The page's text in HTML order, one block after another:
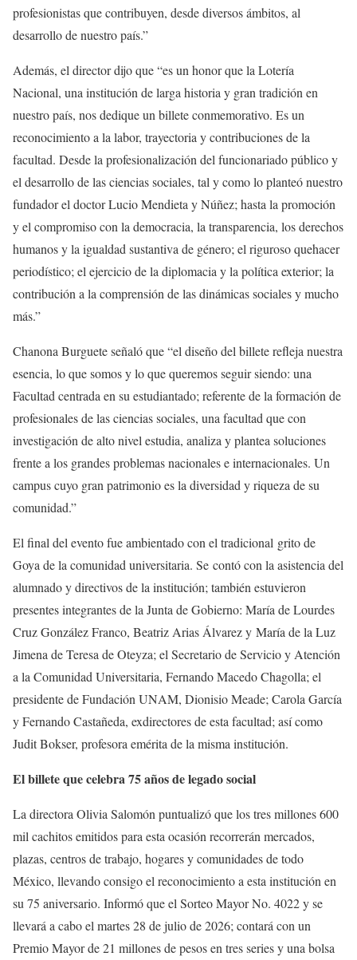
profesionistas que contribuyen, desde diversos ámbitos, al
desarrollo de nuestro país.”
Además, el director dijo que “es un honor que la Lotería
Nacional, una institución de larga historia y gran tradición en
nuestro país, nos dedique un billete conmemorativo. Es un
reconocimiento a la labor, trayectoria y contribuciones de la
facultad. Desde la profesionalización del funcionariado público y
el desarrollo de las ciencias sociales, tal y como lo planteó nuestro
fundador el doctor Lucio Mendieta y Núñez; hasta la promoción
y el compromiso con la democracia, la transparencia, los derechos
humanos y la igualdad sustantiva de género; el riguroso quehacer
periodístico; el ejercicio de la diplomacia y la política exterior; la
contribución a la comprensión de las dinámicas sociales y mucho
más.”
Chanona Burguete señaló que “el diseño del billete refleja nuestra
esencia, lo que somos y lo que queremos seguir siendo: una
Facultad centrada en su estudiantado; referente de la formación de
profesionales de las ciencias sociales, una facultad que con
investigación de alto nivel estudia, analiza y plantea soluciones
frente a los grandes problemas nacionales e internacionales. Un
campus cuyo gran patrimonio es la diversidad y riqueza de su
comunidad.”
El final del evento fue ambientado con el tradicional grito de
Goya de la comunidad universitaria. Se contó con la asistencia del
alumnado y directivos de la institución; también estuvieron
presentes integrantes de la Junta de Gobierno: María de Lourdes
Cruz González Franco, Beatriz Arias Álvarez y María de la Luz
Jimena de Teresa de Oteyza; el Secretario de Servicio y Atención
a la Comunidad Universitaria, Fernando Macedo Chagolla; el
presidente de Fundación UNAM, Dionisio Meade; Carola García
y Fernando Castañeda, exdirectores de esta facultad; así como
Judit Bokser, profesora emérita de la misma institución.
El billete que celebra 75 años de legado social
La directora Olivia Salomón puntualizó que los tres millones 600
mil cachitos emitidos para esta ocasión recorrerán mercados,
plazas, centros de trabajo, hogares y comunidades de todo
México, llevando consigo el reconocimiento a esta institución en
su 75 aniversario. Informó que el Sorteo Mayor No. 4022 y se
llevará a cabo el martes 28 de julio de 2026; contará con un
Premio Mayor de 21 millones de pesos en tres series y una bolsa